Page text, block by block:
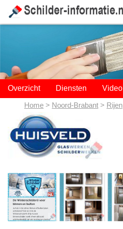
Overzicht Diensten Video
Home > Noord-Brabant > Rijen